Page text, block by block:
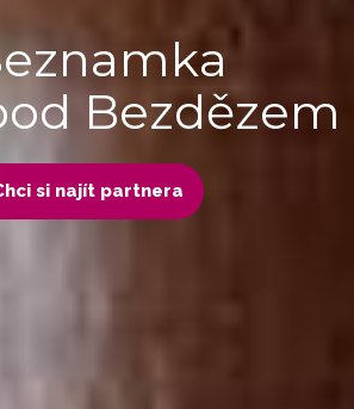
si najít partnera
Bezdězem